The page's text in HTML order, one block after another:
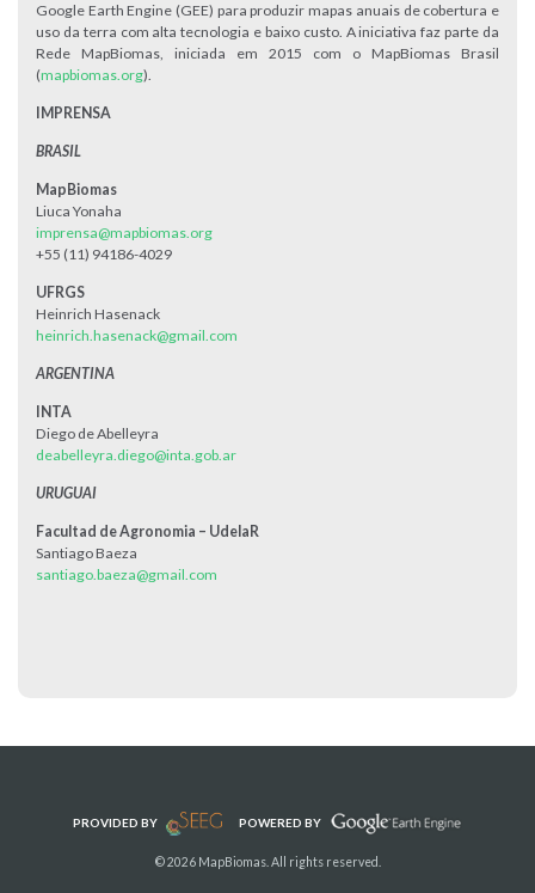
Google Earth Engine (GEE) para produzir mapas anuais de cobertura e
uso da terra com alta tecnologia e baixo custo. A iniciativa faz parte da
Rede MapBiomas, iniciada em 2015 com o MapBiomas Brasil
(mapbiomas.org).
IMPRENSA
BRASIL
MapBiomas
Liuca Yonaha
imprensa@mapbiomas.org
+55 (11) 94186-4029
UFRGS
Heinrich Hasenack
heinrich.hasenack@gmail.com
ARGENTINA
INTA
Diego de Abelleyra
deabelleyra.diego@inta.gob.ar
URUGUAI
Facultad de Agronomia – UdelaR
Santiago Baeza
santiago.baeza@gmail.com
PROVIDED BY POWERED BY
© 2026 MapBiomas. All rights reserved.